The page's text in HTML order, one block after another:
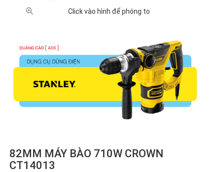
GIÁ BÁN
Click vào hình để phóng to
82MM MÁY BÀO 710W CROWN
CT14013